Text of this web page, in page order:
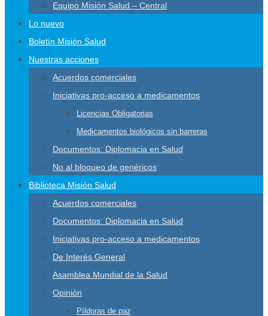
Equipo Misión Salud – Central
Lo nuevo
Boletín Misión Salud
Nuestras acciones
Acuerdos comerciales
Iniciativas pro-acceso a medicamentos
Licencias Obligatorias
Medicamentos biológicos sin barreras
Documentos: Diplomacia en Salud
No al bloqueo de genéricos
Biblioteca Misión Salud
Acuerdos comerciales
Documentos: Diplomacia en Salud
Iniciativas pro-acceso a medicamentos
De Interés General
Asamblea Mundial de la Salud
Opinión
Píldoras de paz